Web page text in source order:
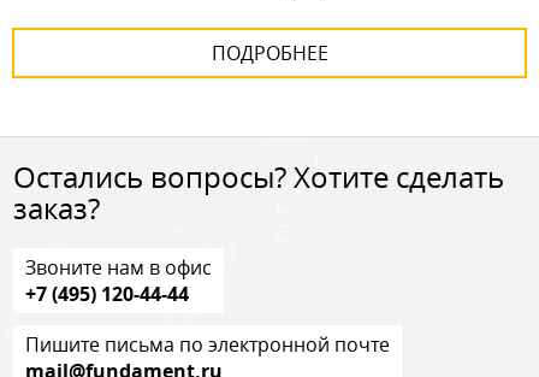
ПОДРОБНЕЕ
Остались вопросы? Хотите сделать
заказ?
Звоните нам в офис
+7 (495) 120-44-44
Пишите письма по электронной почте
mail@fundament.ru